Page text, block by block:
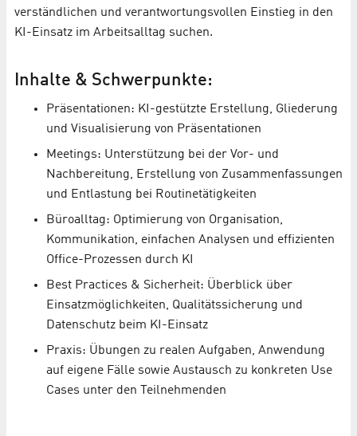
verständlichen und verantwortungsvollen Einstieg in den
KI-Einsatz im Arbeitsalltag suchen.
Inhalte & Schwerpunkte:
Präsentationen: KI-gestützte Erstellung, Gliederung
und Visualisierung von Präsentationen
Meetings: Unterstützung bei der Vor- und
Nachbereitung, Erstellung von Zusammenfassungen
und Entlastung bei Routinetätigkeiten
Büroalltag: Optimierung von Organisation,
Kommunikation, einfachen Analysen und effizienten
Office-Prozessen durch KI
Best Practices & Sicherheit: Überblick über
Einsatzmöglichkeiten, Qualitätssicherung und
Datenschutz beim KI-Einsatz
Praxis: Übungen zu realen Aufgaben, Anwendung
auf eigene Fälle sowie Austausch zu konkreten Use
Cases unter den Teilnehmenden